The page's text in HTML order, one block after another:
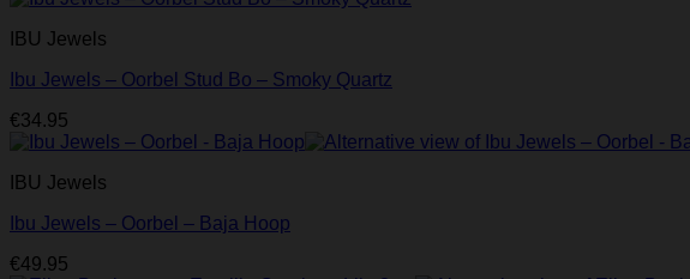
IBU Jewels
Ibu Jewels – Oorbel Stud Bo – Smoky Quartz
€34.95
IBU Jewels
Ibu Jewels – Oorbel – Baja Hoop
€49.95